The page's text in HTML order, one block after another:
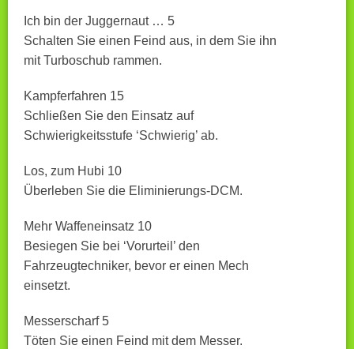
Ich bin der Juggernaut … 5
Schalten Sie einen Feind aus, in dem Sie ihn
mit Turboschub rammen.
Kampferfahren 15
Schließen Sie den Einsatz auf
Schwierigkeitsstufe ‘Schwierig’ ab.
Los, zum Hubi 10
Überleben Sie die Eliminierungs-DCM.
Mehr Waffeneinsatz 10
Besiegen Sie bei ‘Vorurteil’ den
Fahrzeugtechniker, bevor er einen Mech
einsetzt.
Messerscharf 5
Töten Sie einen Feind mit dem Messer.